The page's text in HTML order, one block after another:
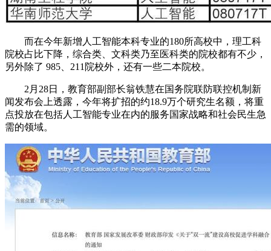
而在今年新增人工智能本科专业的180所高校中，理工科
院校占比下降，综合类、文科类乃至医科类的院校都有不少，
另外除了 985、211院校外，还有一些二本院校。
2月28日，教育部副部长翁铁慧在国务院联防联控机制新
闻发布会上透露，今年将扩招的约18.9万个研究生名额，将重
点投放在包括人工智能专业在内的服务国家战略和社会民生急
需的领域。